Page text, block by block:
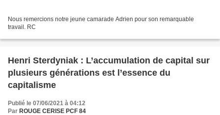
Nous remercions notre jeune camarade Adrien pour son remarquable
travail. RC
Henri Sterdyniak : L’accumulation de capital sur
plusieurs générations est l’essence du
capitalisme
Publié le 07/06/2021 à 04:12
Par ROUGE CERISE PCF 84